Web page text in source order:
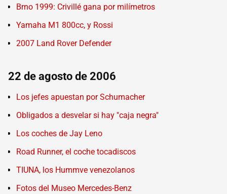
Brno 1999: Crivillé gana por milímetros
Yamaha M1 800cc, y Rossi
2007 Land Rover Defender
22 de agosto de 2006
Los jefes apuestan por Schumacher
Obligados a desvelar si hay "caja negra"
Los coches de Jay Leno
Road Runner, el coche tocadiscos
TIUNA, los Hummve venezolanos
Fotos del Museo Mercedes-Benz